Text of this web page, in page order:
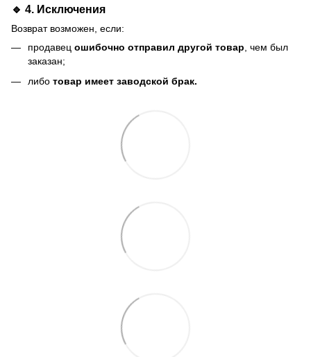
🔹 4. Исключения
Возврат возможен, если:
продавец ошибочно отправил другой товар, чем был
заказан;
либо товар имеет заводской брак.